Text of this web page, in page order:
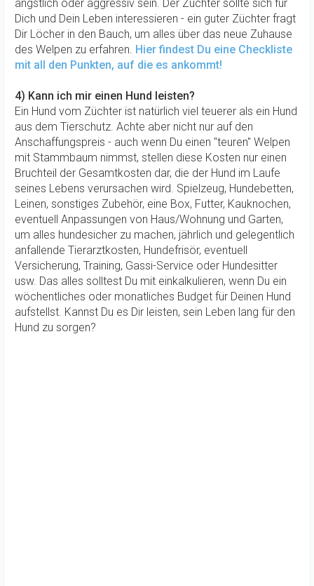
ängstlich oder aggressiv sein. Der Züchter sollte sich für
Dich und Dein Leben interessieren - ein guter Züchter fragt
Dir Löcher in den Bauch, um alles über das neue Zuhause
des Welpen zu erfahren. Hier findest Du eine Checkliste
mit all den Punkten, auf die es ankommt!
4) Kann ich mir einen Hund leisten?
Ein Hund vom Züchter ist natürlich viel teuerer als ein Hund
aus dem Tierschutz. Achte aber nicht nur auf den
Anschaffungspreis - auch wenn Du einen "teuren" Welpen
mit Stammbaum nimmst, stellen diese Kosten nur einen
Bruchteil der Gesamtkosten dar, die der Hund im Laufe
seines Lebens verursachen wird. Spielzeug, Hundebetten,
Leinen, sonstiges Zubehör, eine Box, Futter, Kauknochen,
eventuell Anpassungen von Haus/Wohnung und Garten,
um alles hundesicher zu machen, jährlich und gelegentlich
anfallende Tierarztkosten, Hundefrisör, eventuell
Versicherung, Training, Gassi-Service oder Hundesitter
usw. Das alles solltest Du mit einkalkulieren, wenn Du ein
wöchentliches oder monatliches Budget für Deinen Hund
aufstellst. Kannst Du es Dir leisten, sein Leben lang für den
Hund zu sorgen?